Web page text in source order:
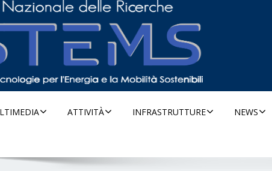
ATTIVITÀ INFRASTRUTTURE NEWS